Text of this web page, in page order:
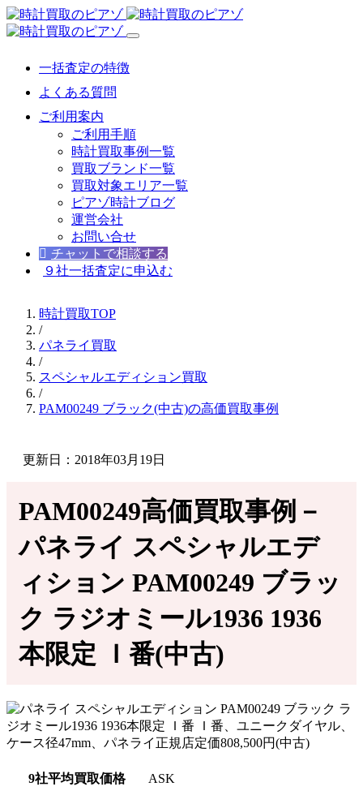
一括査定の特徴
よくある質問
ご利用案内
ご利用手順
時計買取事例一覧
買取ブランド一覧
買取対象エリア一覧
ピアゾ時計ブログ
運営会社
お問い合せ
チャットで相談する
９社一括査定に申込む
時計買取TOP
/
パネライ買取
/
スペシャルエディション買取
/
PAM00249 ブラック(中古)の高価買取事例
更新日：2018年03月19日
PAM00249高価買取事例－
パネライ スペシャルエデ
ィション PAM00249 ブラッ
ク ラジオミール1936 1936
本限定 Ｉ番(中古)
9社平均買取価格
ASK